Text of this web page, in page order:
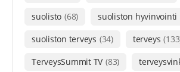
suolisto (68) suoliston hyvinvointi
suoliston terveys (34) terveys
TerveysSummit TV (83)